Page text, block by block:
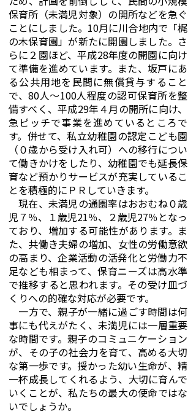
保育所（未満児対象）の開所などを急ぐ
ことにしました。10月に川合地内で「梶
の木保育園」が新たに開園しました。さ
らに２園ほど、平成28年度の開園に向け
て準備を進めています。また、坂戸にあ
る公共用地を民間に無償貸与すること
で、80人～100人程度の認可保育所を整
備すべく、平成29年４月の開所に向け、
急ピッチで事業を進めているところで
す。併せて、私立幼稚園の認定こども園
（０歳から受け入れ可）への移行につい
て働きかけをしたり、幼稚園でも延長保
育など預かりサービスが充実しているこ
とを積極的にＰＲしていきます。
現在、未満児の通園率はおおむね０歳
児７％、１歳児21％、２歳児27％となっ
ており、増加する可能性があります。ま
た、共働き夫婦の増加、女性の労働意欲
の高まり、企業活動の活発化と労働力不
足なども相まって、保育ニーズは高水準
で推移すると思われます。その受け皿づ
くりへの的確な対応が必要です。
一方で、親子が一緒に過ごす時間は何
事にも代えがたく、未満児には一層重要
な時間です。親子のコミュニケーション
が、その子の社会力を育て、高める大切
な第一歩です。授かった幼い生命が、精
一杯成長してくれるよう、大切に育んで
いくことが、私たちの最大の使命ではな
いでしょうか。